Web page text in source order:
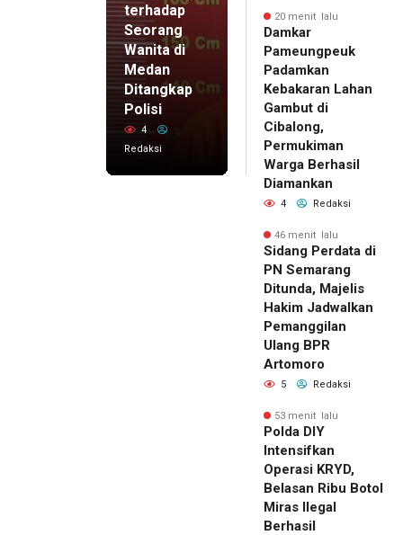
terhadap
Seorang
Wanita di
Medan
Ditangkap
Polisi
4
Redaksi
20 menit lalu
Damkar
Pameungpeuk
Padamkan
Kebakaran Lahan
Gambut di
Cibalong,
Permukiman
Warga Berhasil
Diamankan
4 Redaksi
46 menit lalu
Sidang Perdata di
PN Semarang
Ditunda, Majelis
Hakim Jadwalkan
Pemanggilan
Ulang BPR
Artomoro
5 Redaksi
53 menit lalu
Polda DIY
Intensifkan
Operasi KRYD,
Belasan Ribu Botol
Miras Ilegal
Berhasil